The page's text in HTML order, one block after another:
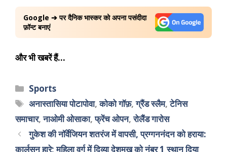
Google ➔ पर दैनिक भास्कर को अपना पसंदीदा
फ़ॉन्ट बनाएं
और भी खबरें हैं…
Sports
अनास्तासिया पोटापोवा,कोको गॉफ़,ग्रैंड स्लैम,टेनिस
समाचार,नाओमी ओसाका,फ्रेंच ओपन,रोलैंड गारोस
गुकेश की नॉर्वेजियन शतरंज में वापसी, प्रग्गननंदन को हराया:
कार्लसन हारे; महिला वर्ग में दिव्या देशमुख को नंबर 1 स्थान दिया